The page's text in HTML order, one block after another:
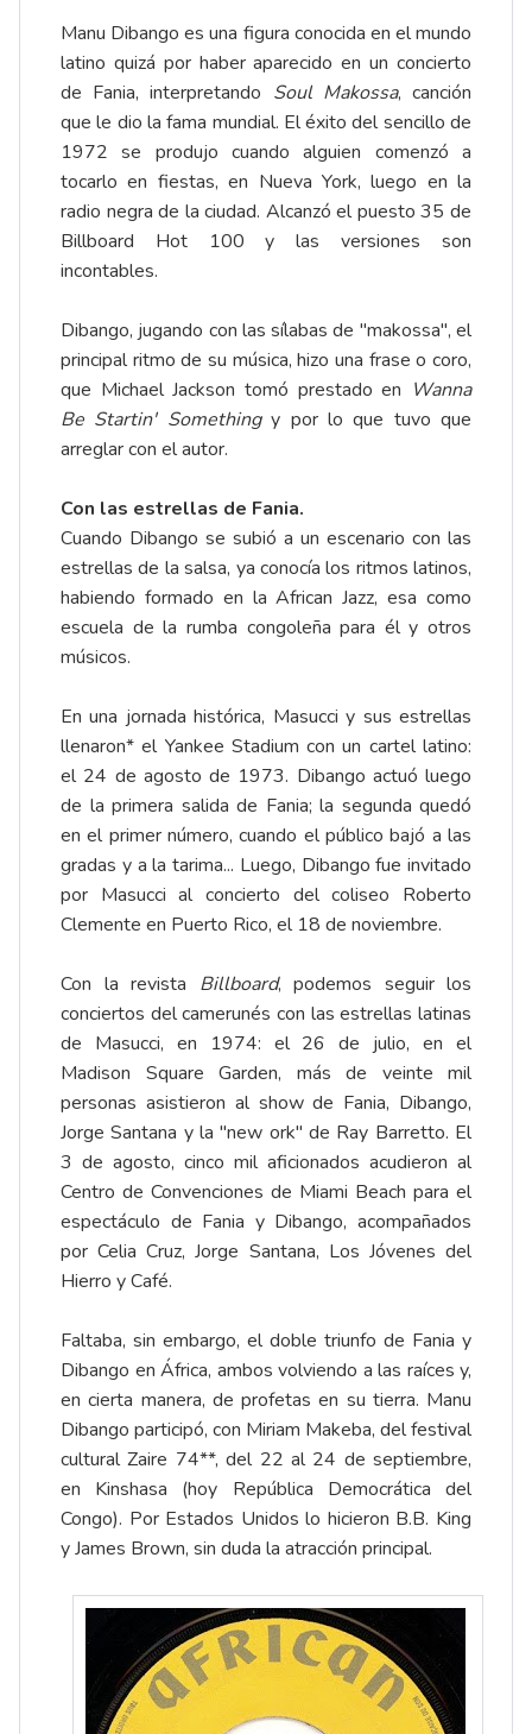
Manu Dibango es una figura conocida en el mundo
latino quizá por haber aparecido en un concierto
de Fania, interpretando Soul Makossa, canción
que le dio la fama mundial. El éxito del sencillo de
1972 se produjo cuando alguien comenzó a
tocarlo en fiestas, en Nueva York, luego en la
radio negra de la ciudad. Alcanzó el puesto 35 de
Billboard Hot 100 y las versiones son
incontables.
Dibango, jugando con las sílabas de "makossa", el
principal ritmo de su música, hizo una frase o coro,
que Michael Jackson tomó prestado en Wanna
Be Startin' Somethingy por lo que tuvo que
arreglar con el autor.
Con las estrellas de Fania.
Cuando Dibango se subió a un escenario con las
estrellas de la salsa, ya conocía los ritmos latinos,
habiendo formado en la African Jazz, esa como
escuela de la rumba congoleña para él y otros
músicos.
En una jornada histórica, Masucci y sus estrellas
llenaron* el Yankee Stadium con un cartel latino:
el 24 de agosto de 1973. Dibango actuó luego
de la primera salida de Fania; la segunda quedó
en el primer número, cuando el público bajó a las
gradas y a la tarima... Luego, Dibango fue invitado
por Masucci al concierto del coliseo Roberto
Clemente en Puerto Rico, el 18 de noviembre.
Con la revista Billboard, podemos seguir los
conciertos del camerunés con las estrellas latinas
de Masucci, en 1974: el 26 de julio, en el
Madison Square Garden, más de veinte mil
personas asistieron al show de Fania, Dibango,
Jorge Santana y la "new ork" de Ray Barretto. El
3 de agosto, cinco mil aficionados acudieron al
Centro de Convenciones de Miami Beach para el
espectáculo de Fania y Dibango, acompañados
por Celia Cruz, Jorge Santana, Los Jóvenes del
Hierro y Café.
Faltaba, sin embargo, el doble triunfo de Fania y
Dibango en África, ambos volviendo a las raíces y,
en cierta manera, de profetas en su tierra. Manu
Dibango participó, con Miriam Makeba, del festival
cultural Zaire 74**, del 22 al 24 de septiembre,
en Kinshasa (hoy República Democrática del
Congo). Por Estados Unidos lo hicieron B.B. King
y James Brown, sin duda la atracción principal.